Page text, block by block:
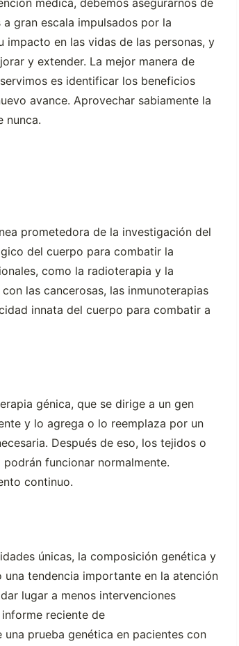
médica, debemos asegurarnos de
gran escala impulsados ​​por la
en las vidas de las personas, y
y extender. La mejor manera de
es identificar los beneficios
avance. Aprovechar sabiamente la
nunca.
prometedora de la investigación del
del cuerpo para combatir la
como la radioterapia y la
las cancerosas, las inmunoterapias
innata del cuerpo para combatir a
génica, que se dirige a un gen
y lo agrega o lo reemplaza por un
Después de eso, los tejidos o
funcionar normalmente.
continuo.
únicas, la composición genética y
tendencia importante en la atención
lugar a menos intervenciones
reciente de
prueba genética en pacientes con